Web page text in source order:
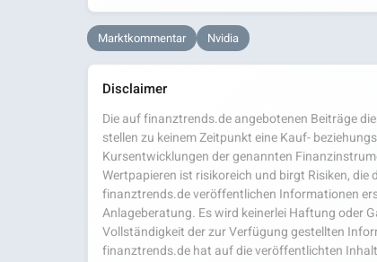
Marktkommentar Nvidia
Disclaimer
Die auf finanztrends.de angebotenen Beiträge
stellen zu keinem Zeitpunkt eine Kauf-
Kursentwicklungen der genannten
Wertpapieren ist risikoreich und birgt Risiken,
finanztrends.de veröffentlichen Informationen
Anlageberatung. Es wird keinerlei Haftung oder
Vollständigkeit der zur Verfügung gestellten
finanztrends.de hat auf die veröffentlichten